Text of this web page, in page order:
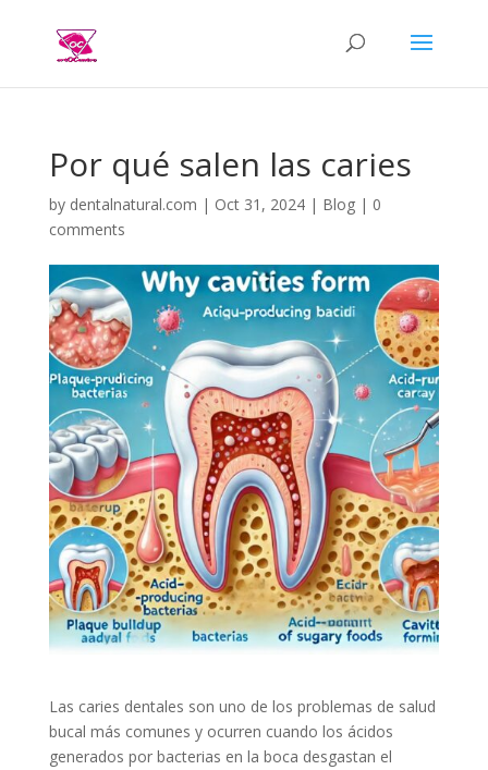
Por qué salen las caries
by dentalnatural.com | Oct 31, 2024| Blog| 0
comments
Las caries dentales son uno de los problemas de salud
bucal más comunes y ocurren cuando los ácidos
generados por bacterias en la boca desgastan el